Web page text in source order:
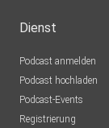
Dienst
Podcast anmelden
Podcast hochladen
Podcast-Events
Registrierung